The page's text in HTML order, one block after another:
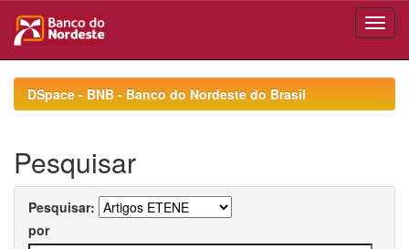
navigationDSpace - BNB - Banco do Nordeste do Brasil
Pesquisar
Pesquisar:
por